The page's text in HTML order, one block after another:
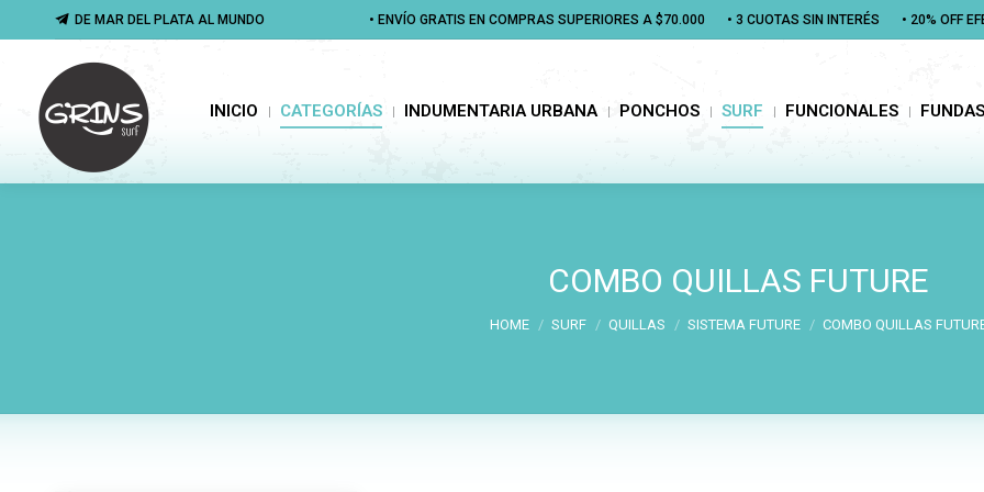
DE MAR DEL PLATA AL MUNDO • ENVÍO GRATIS EN COMPRAS SUPERIORES A $70.000 • 3 CUOTAS SIN INTERÉS • 20% OFF
INICIO CATEGORÍAS INDUMENTARIA URBANA PONCHOS SURF FUNCIONALES FUNDAS
COMBO QUILLAS FUTURE
You are here:
HOME SURF QUILLAS SISTEMA FUTURE COMBO QUILLAS
DE MAR DEL PLATA AL MUNDO • ENVÍO GRATIS EN COMPRAS SUPERIORES A $70.000 • 3 CUOTAS SIN INTERÉS • 20% OFF
INICIO CATEGORÍAS INDUMENTARIA URBANA PONCHOS SURF FUNCIONALES FUNDAS